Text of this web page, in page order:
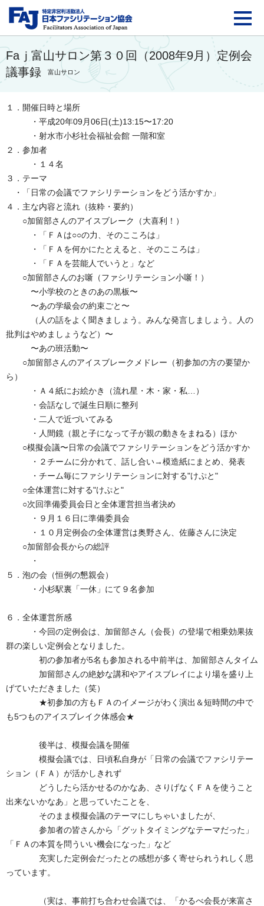
FAJ：特定非営利活動
Faｊ富山サロン第３０回（2008年9月）定例会
議事録
富山サロン
１．開催日時と場所
・平成20年09月06日(土)13:15〜17:20
・射水市小杉社会福祉会館 一階和室
２．参加者
・１４名
３．テーマ
・「日常の会議でファシリテーションをどう活かすか」
４．主な内容と流れ（抜粋・要約）
○加留部さんのアイスブレーク（大喜利！）
・「ＦＡは○○の力、そのこころは」
・「ＦＡを何かにたとえると、そのこころは」
・「ＦＡを芸能人でいうと」など
○加留部さんのお噺（ファシリテーション小噺！）
〜小学校のときのあの黒板〜
〜あの学級会の約束ごと〜
（人の話をよく聞きましょう。みんな発言しましょう。人の
批判はやめましょうなど）〜
〜あの班活動〜
○加留部さんのアイスブレークメドレー（初参加の方の要望か
ら）
・Ａ４紙にお絵かき（流れ星・木・家・私…）
・会話なしで誕生日順に整列
・二人で近づいてみる
・人間鏡（親と子になって子が親の動きをまねる）ほか
○模擬会議〜日常の会議でファシリテーションをどう活かすか
・２チームに分かれて、話し合い→模造紙にまとめ、発表
・チーム毎にファシリテーションに対する"けぷと"
○全体運営に対する"けぷと"
○次回準備委員会日と全体運営担当者決め
・９月１６日に準備委員会
・１０月定例会の全体運営は奥野さん、佐藤さんに決定
○加留部会長からの総評
・
５．泡の会（恒例の懇親会）
・小杉駅裏「一休」にて９名参加
６．全体運営所感
・今回の定例会は、加留部さん（会長）の登場で相乗効果抜
群の楽しい定例会となりました。
初の参加者が5名も参加される中前半は、加留部さんタイム
加留部さんの絶妙な講和やアイスブレイにより場を盛り上
げていただきました（笑）
★初参加の方もＦＡのイメージがわく演出＆短時間の中で
も5つものアイスブレイク体感会★
後半は、模擬会議を開催
模擬会議では、日頃私自身が「日常の会議でファシリテー
ション（ＦＡ）が活かしきれず
どうしたら活かせるのかなあ、さりげなくＦＡを使うこと
出来ないかなあ」と思っていたことを、
そのまま模擬会議のテーマにしちゃいましたが、
参加者の皆さんから「グットタイミングなテーマだった」
「ＦＡの本質を問ういい機会になった」など
充実した定例会だったとの感想が多く寄せられうれしく思
っています。
（実は、事前打ち合わせ会議では、「かるべ会長が来富さ